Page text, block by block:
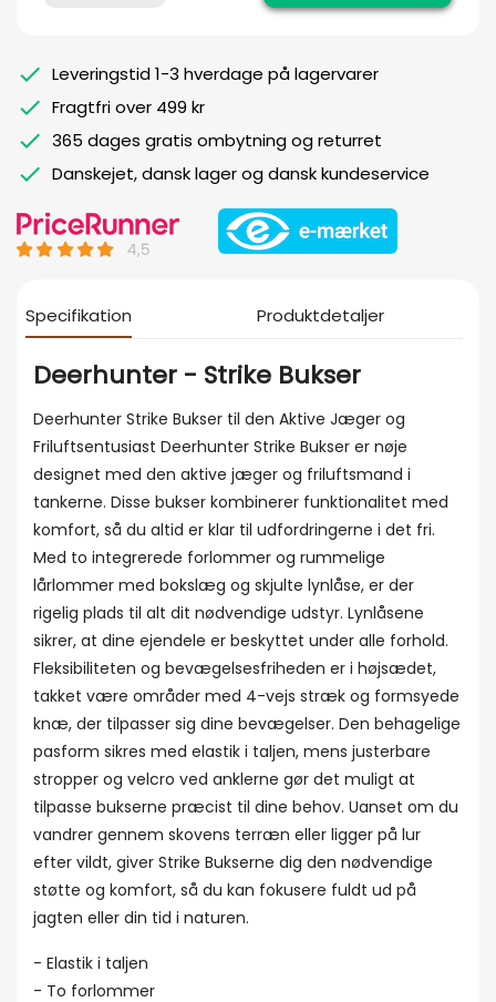
Leveringstid 1-3 hverdage på lagervarer
Fragtfri over 499 kr
365 dages gratis ombytning og returret
Danskejet, dansk lager og dansk kundeservice
Specifikation Produktdetaljer
Deerhunter - Strike Bukser
Deerhunter Strike Bukser til den Aktive Jæger og
Friluftsentusiast Deerhunter Strike Bukser er nøje
designet med den aktive jæger og friluftsmand i
tankerne. Disse bukser kombinerer funktionalitet med
komfort, så du altid er klar til udfordringerne i det fri.
Med to integrerede forlommer og rummelige
lårlommer med bokslæg og skjulte lynlåse, er der
rigelig plads til alt dit nødvendige udstyr. Lynlåsene
sikrer, at dine ejendele er beskyttet under alle forhold.
Fleksibiliteten og bevægelsesfriheden er i højsædet,
takket være områder med 4-vejs stræk og formsyede
knæ, der tilpasser sig dine bevægelser. Den behagelige
pasform sikres med elastik i taljen, mens justerbare
stropper og velcro ved anklerne gør det muligt at
tilpasse bukserne præcist til dine behov. Uanset om du
vandrer gennem skovens terræn eller ligger på lur
efter vildt, giver Strike Bukserne dig den nødvendige
støtte og komfort, så du kan fokusere fuldt ud på
jagten eller din tid i naturen.
- Elastik i taljen
- To forlommer